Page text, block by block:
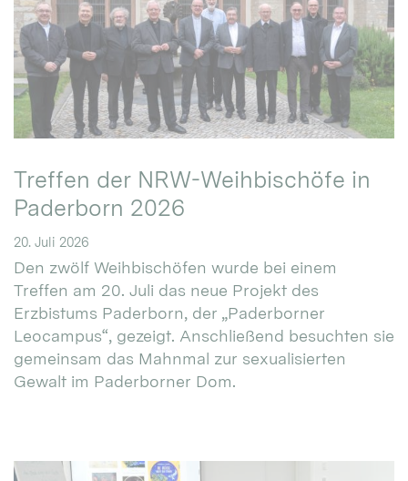
Treffen der NRW-Weihbischöfe in
Paderborn 2026
20. Juli 2026
Den zwölf Weihbischöfen wurde bei einem
Treffen am 20. Juli das neue Projekt des
Erzbistums Paderborn, der „Paderborner
Leocampus“, gezeigt. Anschließend besuchten sie
gemeinsam das Mahnmal zur sexualisierten
Gewalt im Paderborner Dom.